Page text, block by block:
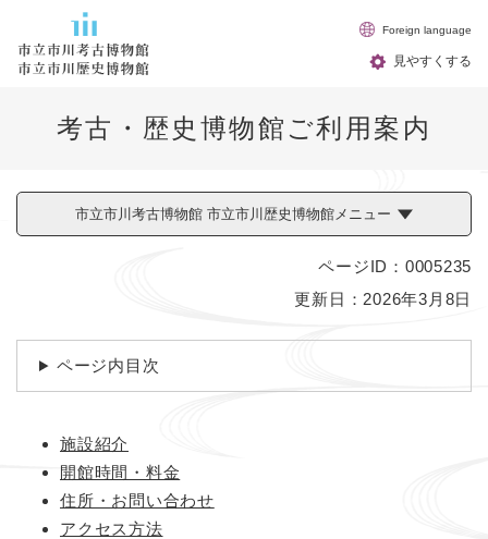
見やすくする
Foreign language
考古・歴史博物館ご利用案内
市立市川考古博物館 市立市川歴史博物館メニュー
ページID：0005235
更新日：2026年3月8日
ページ内目次
施設紹介
開館時間・料金
住所・お問い合わせ
アクセス方法